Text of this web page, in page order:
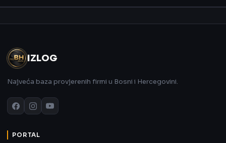
IZLOG
Najveća baza provjerenih firmi u Bosni i Hercegovini.
PORTAL